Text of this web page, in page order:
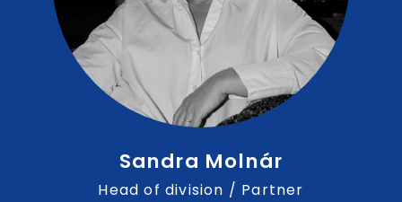
Sandra Molnár
Head of division / Partner